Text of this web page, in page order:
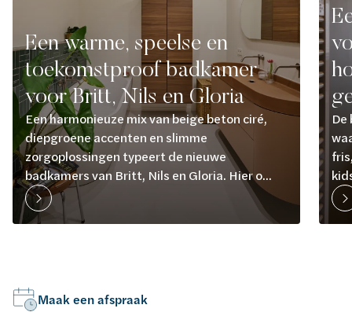
Een warme, speelse en
toekomstproof badkamer
voor Britt, Nils en Gloria
Een harmonieuze mix van beige beton ciré,
diepgroene accenten en slimme
zorgoplossingen typeert de nieuwe
badkamers van Britt, Nils en Gloria. Hier o...
De
Maak een afspraak